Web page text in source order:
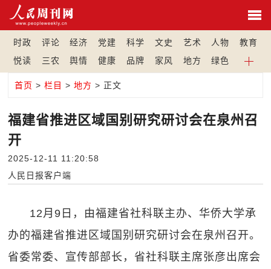
时政 评论 经济 党建 科学 文史 艺术 人物
教育
悦读
三农 舆情 健康 品牌 家风 地方 绿色
首页 >栏目 >地方 > 正文
福建省推进区域国别研究研讨会在泉州召
开
2025-12-11 11:20:58
人民日报客户端
12月9日，由福建省社科联主办、华侨大学承
办的福建省推进区域国别研究研讨会在泉州召开。
省委常委、宣传部部长，省社科联主席张彦出席会